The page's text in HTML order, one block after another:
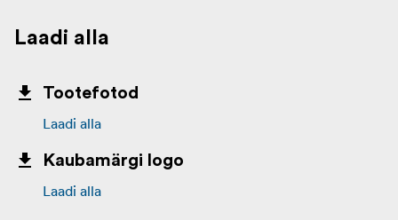
Laadi alla
Tootefotod
Laadi alla
Kaubamärgi logo
Laadi alla